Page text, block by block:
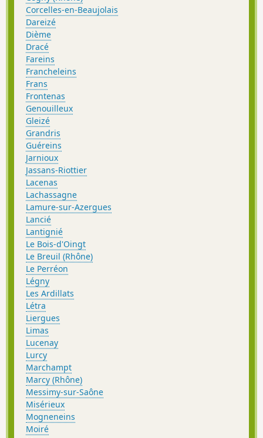
Corcelles-en-Beaujolais
Dareizé
Dième
Dracé
Fareins
Francheleins
Frans
Frontenas
Genouilleux
Gleizé
Grandris
Guéreins
Jarnioux
Jassans-Riottier
Lacenas
Lachassagne
Lamure-sur-Azergues
Lancié
Lantignié
Le Bois-d'Oingt
Le Breuil (Rhône)
Le Perréon
Légny
Les Ardillats
Létra
Liergues
Limas
Lucenay
Lurcy
Marchampt
Marcy (Rhône)
Messimy-sur-Saône
Misérieux
Mogneneins
Moiré